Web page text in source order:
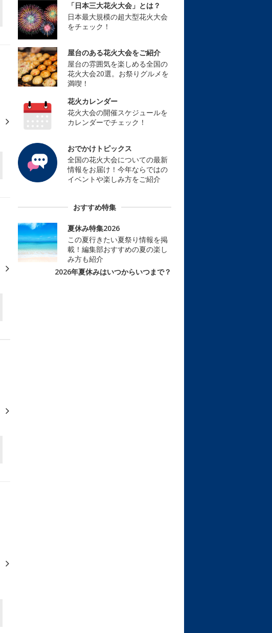
「日本三大花火大会」とは？
日本最大規模の超大型花火大会
をチェック！
屋台のある花火大会をご紹介
屋台の雰囲気を楽しめる全国の
花火大会20選。お祭りグルメを
満喫！
花火カレンダー
花火大会の開催スケジュールを
カレンダーでチェック！
おでかけトピックス
全国の花火大会についての最新
情報をお届け！今年ならではの
イベントや楽しみ方をご紹介
おすすめ特集
夏休み特集2026
この夏行きたい夏祭り情報を掲
載！編集部おすすめの夏の楽し
み方も紹介
2026年夏休みはいつからいつまで？